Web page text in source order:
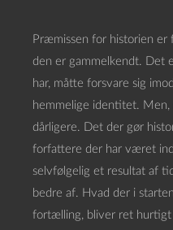
Præmissen for historien er
den er gammelkendt. Det
har, måtte forsvare sig
hemmelige identitet. Men,
dårligere. Det der gør
forfattere der har været
selvfølgelig et resultat af
bedre af. Hvad der i
fortælling, bliver ret